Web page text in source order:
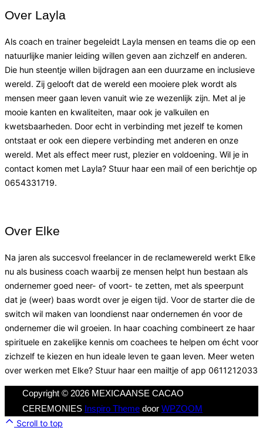
Over Layla
Als coach en trainer begeleidt Layla mensen en teams die op een
natuurlijke manier leiding willen geven aan zichzelf en anderen.
Die hun steentje willen bijdragen aan een duurzame en inclusieve
wereld. Zij gelooft dat de wereld een mooiere plek wordt als
mensen meer gaan leven vanuit wie ze wezenlijk zijn. Met al je
mooie kanten en kwaliteiten, maar ook je valkuilen en
kwetsbaarheden. Door echt in verbinding met jezelf te komen
ontstaat er ook een diepere verbinding met anderen en onze
wereld. Met als effect meer rust, plezier en voldoening. Wil je in
contact komen met Layla? Stuur haar een mail of een berichtje op
0654331719.
Over Elke
Na jaren als succesvol freelancer in de reclamewereld werkt Elke
nu als business coach waarbij ze mensen helpt hun bestaan als
ondernemer goed neer- of voort- te zetten, met als speerpunt
dat je (weer) baas wordt over je eigen tijd. Voor de starter die de
switch wil maken van loondienst naar ondernemen én voor de
ondernemer die wil groeien. In haar coaching combineert ze haar
spirituele en zakelijke kennis om coachees te helpen om écht voor
zichzelf te kiezen en hun ideale leven te gaan leven. Meer weten
over werken met Elke? Stuur haar een mailtje of app 0611212033
Copyright © 2026 MEXICAANSE CACAO
CEREMONIES Inspiro Theme door WPZOOM
Scroll to top